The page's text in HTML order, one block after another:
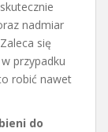
nadmiar
się
przypadku
robić nawet
do